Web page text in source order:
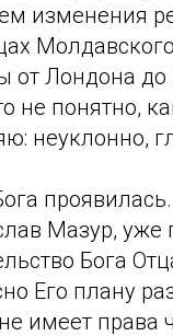
изменения
от Лондона до
не понятно,
неуклонно,
Мазур, уже
Бога
Его плану
имеет права